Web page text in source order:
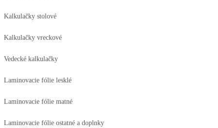
Kalkulačky stolové
Kalkulačky vreckové
Vedecké kalkulačky
Laminovacie fólie lesklé
Laminovacie fólie matné
Laminovacie fólie ostatné a doplnky